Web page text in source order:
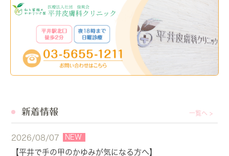
新着情報 一覧へ >
2026/08/07 NEW
【平井で手の甲のかゆみが気になる方へ】